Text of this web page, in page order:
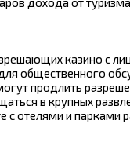
казино с
общественного
продлить
в крупных
с отелями и парками